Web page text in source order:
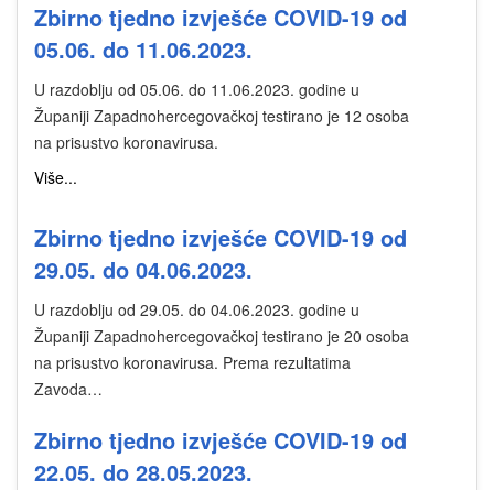
Zbirno tjedno izvješće COVID-19 od
05.06. do 11.06.2023.
U razdoblju od 05.06. do 11.06.2023. godine u
Županiji Zapadnohercegovačkoj testirano je 12 osoba
na prisustvo koronavirusa.
Više...
Zbirno tjedno izvješće COVID-19 od
29.05. do 04.06.2023.
U razdoblju od 29.05. do 04.06.2023. godine u
Županiji Zapadnohercegovačkoj testirano je 20 osoba
na prisustvo koronavirusa. Prema rezultatima
Zavoda…
Zbirno tjedno izvješće COVID-19 od
22.05. do 28.05.2023.